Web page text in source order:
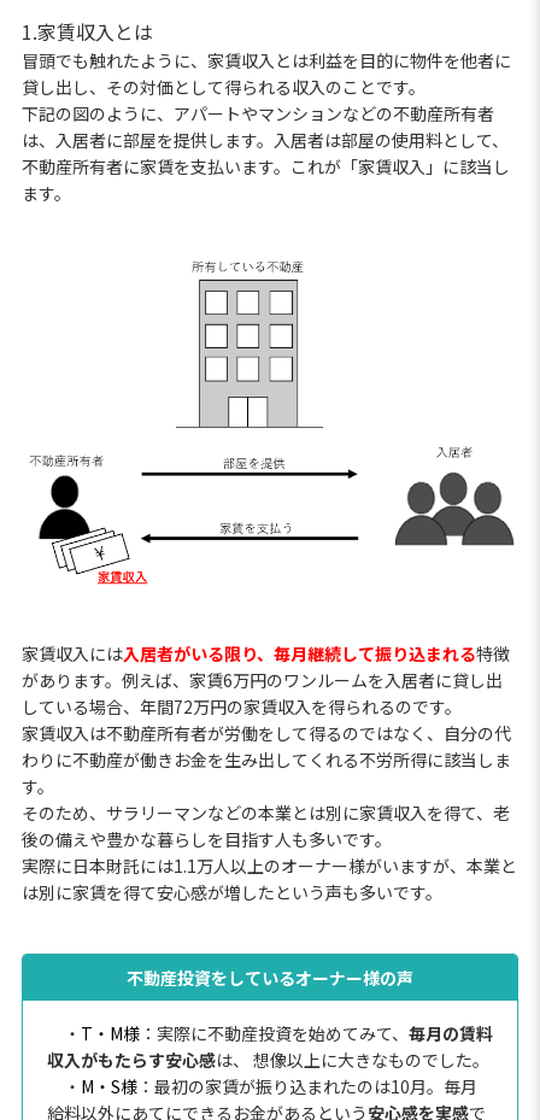
1.家賃収入とは
冒頭でも触れたように、家賃収入とは利益を目的に物件を他者に
貸し出し、その対価として得られる収入のことです。
下記の図のように、アパートやマンションなどの不動産所有者
は、入居者に部屋を提供します。入居者は部屋の使用料として、
不動産所有者に家賃を支払います。これが「家賃収入」に該当し
ます。
家賃収入には入居者がいる限り、毎月継続して振り込まれる特徴
があります。例えば、家賃6万円のワンルームを入居者に貸し出
している場合、年間72万円の家賃収入を得られるのです。
家賃収入は不動産所有者が労働をして得るのではなく、自分の代
わりに不動産が働きお金を生み出してくれる不労所得に該当しま
す。
そのため、サラリーマンなどの本業とは別に家賃収入を得て、老
後の備えや豊かな暮らしを目指す人も多いです。
実際に日本財託には1.1万人以上のオーナー様がいますが、本業と
は別に家賃を得て安心感が増したという声も多いです。
不動産投資をしているオーナー様の声
・ T・M様：実際に不動産投資を始めてみて、 毎月の賃料
収入がもたらす安心感は、 想像以上に大きなものでした。
・ M・S様：最初の家賃が振り込まれたのは10月。毎月
給料以外にあてにできるお金があるという 安心感を実感で